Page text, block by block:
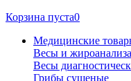
Корзина пуста0
Медицинские
Весы и
Весы
Грибы сушеные